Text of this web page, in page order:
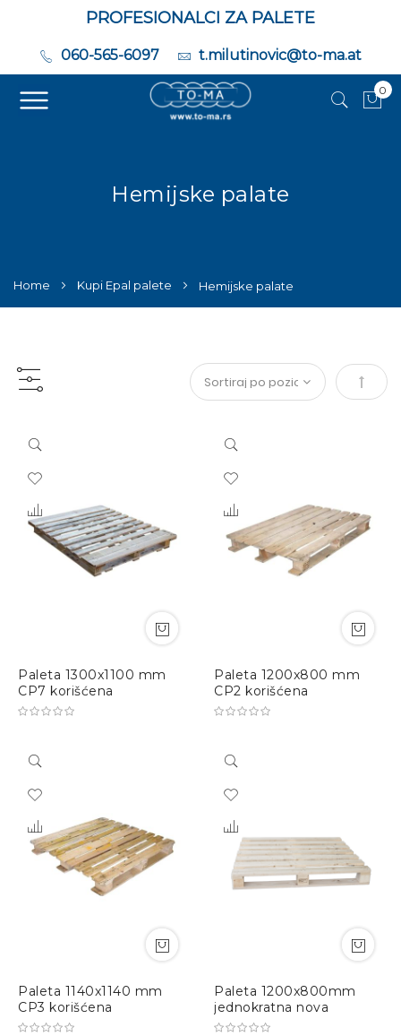
PROFESIONALCI ZA PALETE
060-565-6097 t.milutinovic@to-ma.at
0
Hemijske palate
Home Kupi Epal palete Hemijske palate
Set
Paleta 1300x1100 mm
CP7 korišćena
Paleta 1200x800 mm
CP2 korišćena
Paleta 1140x1140 mm
CP3 korišćena
Paleta 1200x800mm
jednokratna nova